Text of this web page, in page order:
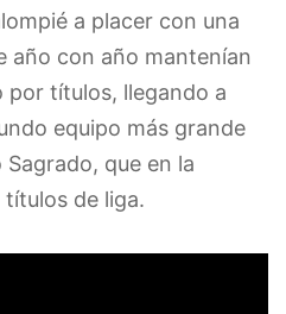
a placer con una
año con año mantenían
por títulos, llegando a
equipo más grande
que en la
de liga.